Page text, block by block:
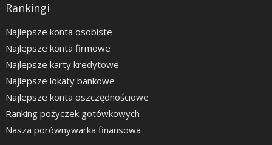
Rankingi
Najlepsze konta osobiste
Najlepsze konta firmowe
Najlepsze karty kredytowe
Najlepsze lokaty bankowe
Najlepsze konta oszczędnościowe
Ranking pożyczek gotówkowych
Nasza porównywarka finansowa